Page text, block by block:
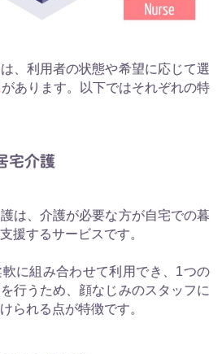
、利用者の状態や希望に応じて選
があります。以下ではそれぞれの特
宅介護
は、介護が必要な方が自宅での暮
援するサービスです。
に組み合わせて利用でき、1つの
行うため、顔なじみのスタッフに
られる点が特徴です。